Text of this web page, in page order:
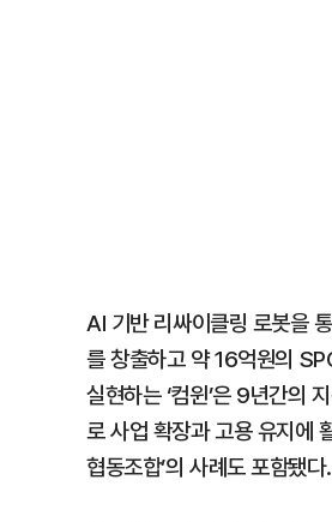
AI 기반 리싸이클링 로봇을
를 창출하고 약 16억원의
실현하는 ‘컴윈’은 9년간의
로 사업 확장과 고용 유지에
협동조합’의 사례도 포함됐다.